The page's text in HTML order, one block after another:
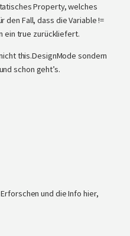
Property, welches
den Fall, dass die Variable !=
ein true zurückliefert.
this.DesignMode sondern
schon geht’s.
und die Info hier,